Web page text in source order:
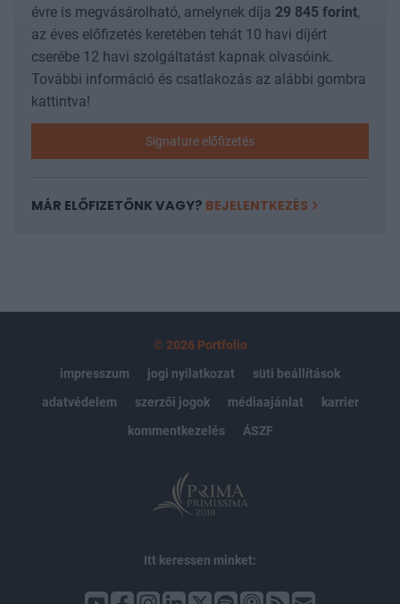
évre is megvásárolható, amelynek díja 29 845 forint,
az éves előfizetés keretében tehát 10 havi díjért
cserébe 12 havi szolgáltatást kapnak olvasóink.
További információ és csatlakozás az alábbi gombra
kattintva!
Signature előfizetés
MÁR ELŐFIZETŐNK VAGY? BEJELENTKEZÉS
© 2026 Portfolio
impresszum
jogi nyilatkozat
süti beállítások
adatvédelem
szerzői jogok médiaajánlat
karrier
kommentkezelés
ÁSZF
Itt keressen minket: